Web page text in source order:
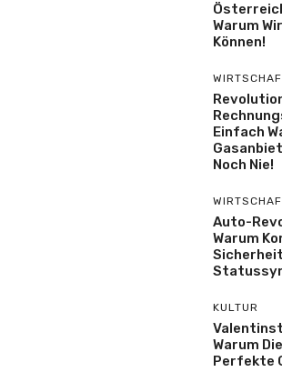
Warum
Können!
Einfach
Noch Nie!
Auto-
Warum
Sicherheit
KULTUR
Warum
Perfekte